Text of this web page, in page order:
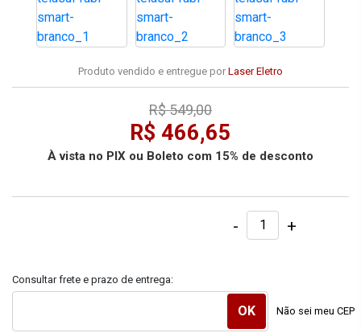
Produto vendido e entregue por Laser Eletro
R$ 466,65
À vista no PIX ou Boleto com 15% de desconto
R$ 549,00
- +
Consultar frete e prazo de entrega:
Não sei meu CEP